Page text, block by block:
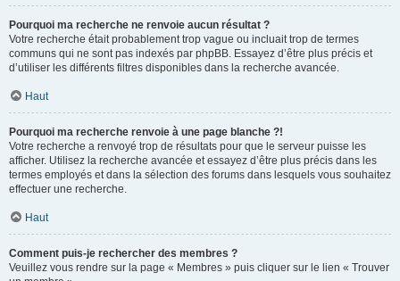
Pourquoi ma recherche ne renvoie aucun résultat ?
Votre recherche était probablement trop vague ou incluait trop de termes
communs qui ne sont pas indexés par phpBB. Essayez d’être plus précis et
d’utiliser les différents filtres disponibles dans la recherche avancée.
Haut
Pourquoi ma recherche renvoie à une page blanche ?!
Votre recherche a renvoyé trop de résultats pour que le serveur puisse les
afficher. Utilisez la recherche avancée et essayez d’être plus précis dans les
termes employés et dans la sélection des forums dans lesquels vous souhaitez
effectuer une recherche.
Haut
Comment puis-je rechercher des membres ?
Veuillez vous rendre sur la page « Membres » puis cliquer sur le lien « Trouver